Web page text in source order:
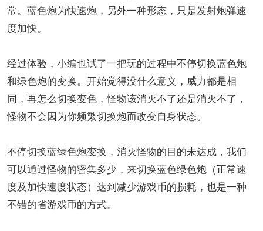
常。蓝色炮为快速炮，另外一种形态，只是发射炮弹速
度加快。
经过体验，小编也试了一把玩的过程中不停切换蓝色炮
和绿色炮的变换。开始觉得没什么意义，威力都是相
同，再怎么切换变色，怪物该消灭不了还是消灭不了，
怪物不会因为你频繁切换炮而改变自身状态。
不停切换蓝绿色炮变换，消灭怪物的目的未达成，我们
可以通过怪物的密集多少，来切换蓝色绿色炮（正常速
度及加快速度状态）达到减少游戏币的损耗，也是一种
不错的省游戏币的方式。